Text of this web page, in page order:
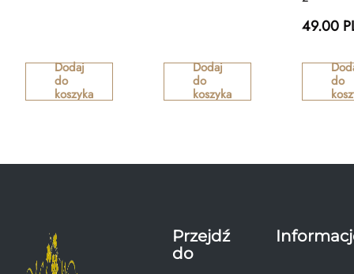
Dodaj
do
koszyka
Dodaj
do
koszyka
49.00
do
Przejdź
do